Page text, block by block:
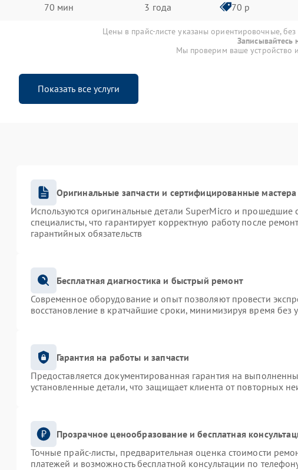
70 мин 3 года 70 р
Цены в прайс-листе указаны ориентировочные, без
Записывайтесь
Мы проверим ваше устройство
Показать все услуги
Оригинальные запчасти и сертифицированные мастера
Используются оригинальные детали SuperMicro и прошедшие
специалисты, что гарантирует корректную работу после
гарантийных обязательств
Бесплатная диагностика и быстрый ремонт
Современное оборудование и опыт позволяют провести
восстановление в кратчайшие сроки, минимизируя время без
Гарантия на работы и запчасти
Предоставляется документированная гарантия на
установленные детали, что защищает клиента от повторных
Прозрачное ценообразование и бесплатная
Точные прайс-листы, предварительная оценка стоимости
платежей и возможность бесплатной консультации по